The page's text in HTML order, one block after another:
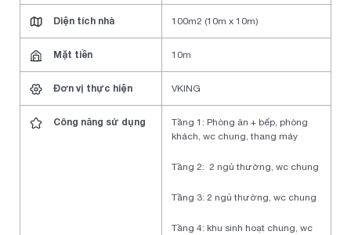
Diện tích nhà 100m2 (10m x 10m)
Mặt tiền 10m
Đơn vị thực hiện VKING
Công năng sử dụng
Tầng 1: Phòng ăn + bếp, phòng
khách, wc chung, thang máy
Tầng 2: 2 ngủ thường, wc chung
Tầng 3: 2 ngủ thường, wc chung
Tầng 4: khu sinh hoạt chung, wc